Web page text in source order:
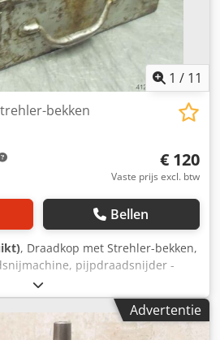
1 / 11
bekken
€ 120
Vaste prijs excl. btw
Bellen
, Draadkop met Strehler-bekken,
pijpdraadsnijder -
- Inchdraad: 1/2"-2" inch Dodpfeb
- Gewicht: 16 kg
Advertentie